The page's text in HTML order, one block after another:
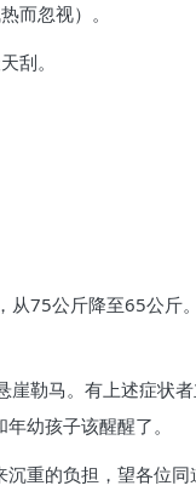
而忽视）。
刮。
75公斤降至65公
勒马。有上述症状
幼孩子该醒醒了。
重的负担，望各位